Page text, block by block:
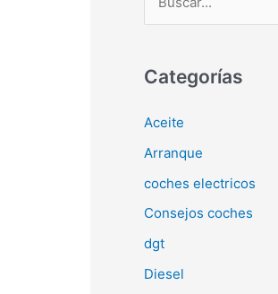
c
r
p
o
r
Categorías
Aceite
Arranque
coches electricos
Consejos coches
dgt
Diesel